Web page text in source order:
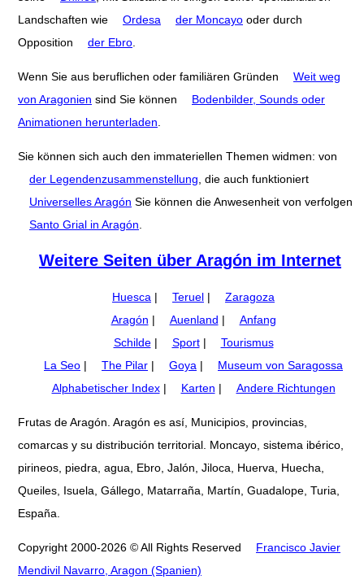
Landschaften wie
Ordesa der Moncayo oder durch
Opposition
der Ebro
Wenn Sie aus beruflichen oder familiären Gründen
Weit weg
von Aragonien sind Sie können
Bodenbilder, Sounds oder
Animationen herunterladen
Sie können sich auch den immateriellen Themen widmen: von
der Legendenzusammenstellung , die auch funktioniert
Universelles Aragón Sie können die Anwesenheit von verfolgen
Santo Grial in Aragón
Weitere Seiten über Aragón im Internet
Huesca | Teruel |
Zaragoza
Aragón | Auenland |
Anfang
Schilde| Sport|
Tourismus
La Seo | The Pilar | Goya |
Museum von Saragossa
Alphabetischer Index| Karten | Andere Richtungen
Frutas de Aragón. Aragón es así, Municipios, provincias,
comarcas y su distribución territorial. Moncayo, sistema ibérico,
pirineos, piedra, agua, Ebro, Jalón, Jiloca, Huerva, Huecha,
Queiles, Isuela, Gállego, Matarraña, Martín, Guadalope, Turia,
España.
Copyright 2000-2026 © All Rights Reserved
Francisco Javier
Mendivil Navarro, Aragon (Spanien)